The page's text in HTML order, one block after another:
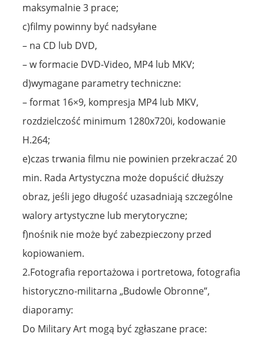
maksymalnie 3 prace;
c)filmy powinny być nadsyłane
– na CD lub DVD,
– w formacie DVD-Video, MP4 lub MKV;
d)wymagane parametry techniczne:
– format 16×9, kompresja MP4 lub MKV,
rozdzielczość minimum 1280x720i, kodowanie
H.264;
e)czas trwania filmu nie powinien przekraczać 20
min. Rada Artystyczna może dopuścić dłuższy
obraz, jeśli jego długość uzasadniają szczególne
walory artystyczne lub merytoryczne;
f)nośnik nie może być zabezpieczony przed
kopiowaniem.
2.Fotografia reportażowa i portretowa, fotografia
historyczno-militarna „Budowle Obronne”,
diaporamy:
Do Military Art mogą być zgłaszane prace: